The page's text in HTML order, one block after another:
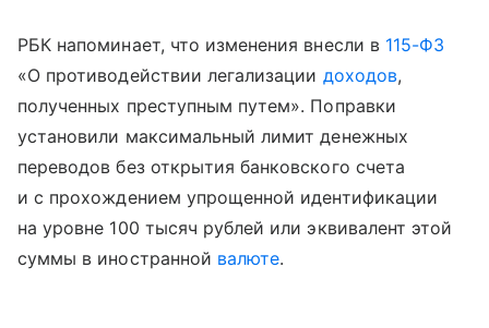
РБК напоминает, что изменения внесли в 115-ФЗ
«О противодействии легализации доходов,
полученных преступным путем». Поправки
установили максимальный лимит денежных
переводов без открытия банковского счета
и с прохождением упрощенной идентификации
на уровне 100 тысяч рублей или эквивалент этой
суммы в иностранной валюте.